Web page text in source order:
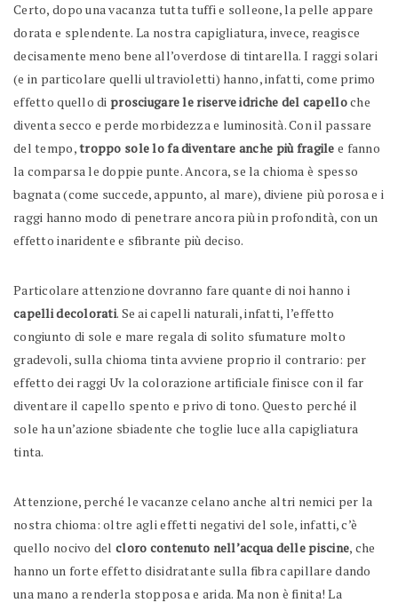
Certo, dopo una vacanza tutta tuffi e solleone, la pelle appare
dorata e splendente. La nostra capigliatura, invece, reagisce
decisamente meno bene all’overdose di tintarella. I raggi solari
(e in particolare quelli ultravioletti) hanno, infatti, come primo
effetto quello diprosciugare le riserve idriche del capelloche
diventa secco e perde morbidezza e luminosità. Con il passare
del tempo,troppo sole lo fa diventare anche più fragile e fanno
la comparsa le doppie punte. Ancora, se la chioma è spesso
bagnata (come succede, appunto, al mare), diviene più porosa e i
raggi hanno modo di penetrare ancora più in profondità, con un
effetto inaridente e sfibrante più deciso.
Particolare attenzione dovranno fare quante di noi hanno i
capelli decolorati. Se ai capelli naturali, infatti, l’effetto
congiunto di sole e mare regala di solito sfumature molto
gradevoli, sulla chioma tinta avviene proprio il contrario: per
effetto dei raggi Uv la colorazione artificiale finisce con il far
diventare il capello spento e privo di tono. Questo perché il
sole ha un’azione sbiadente che toglie luce alla capigliatura
tinta.
Attenzione, perché le vacanze celano anche altri nemici per la
nostra chioma: oltre agli effetti negativi del sole, infatti, c’è
quello nocivo delcloro contenuto nell’acqua delle piscine, che
hanno un forte effetto disidratante sulla fibra capillare dando
una mano a renderla stopposa e arida. Ma non è finita! La